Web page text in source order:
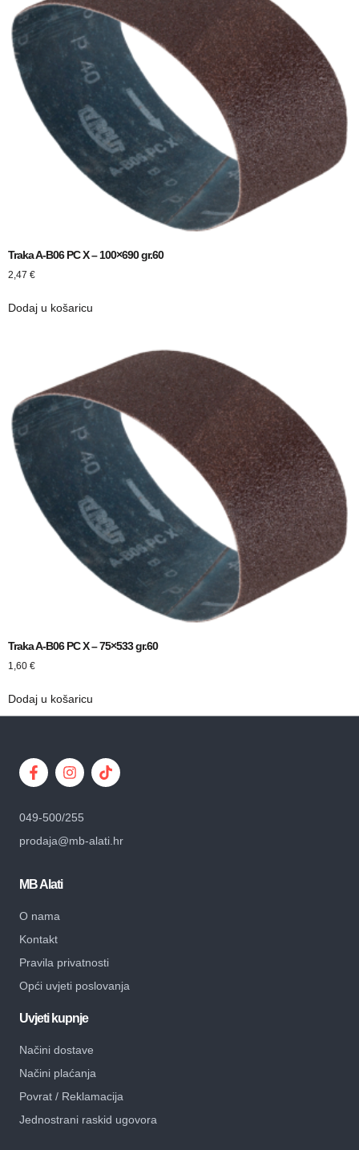
Traka A-B06 PC X – 100×690 gr.60
2,47 €
Dodaj u košaricu
Traka A-B06 PC X – 75×533 gr.60
1,60 €
Dodaj u košaricu
049-500/255
prodaja@mb-alati.hr
MB Alati
O nama
Kontakt
Pravila privatnosti
Opći uvjeti poslovanja
Uvjeti kupnje
Načini dostave
Načini plaćanja
Povrat / Reklamacija
Jednostrani raskid ugovora